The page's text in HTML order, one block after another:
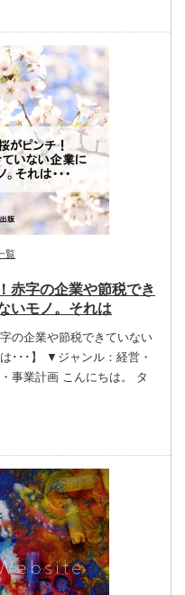
覧
赤字の企業や節税でき
いモノ。それは
の企業や節税できていない
･･･】 ▼ジャンル：経営・
事業計画 こんにちは。 タ